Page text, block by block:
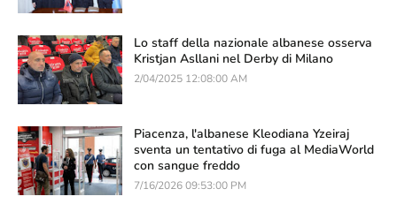
Lo staff della nazionale albanese osserva
Kristjan Asllani nel Derby di Milano
2/04/2025 12:08:00 AM
Piacenza, l'albanese Kleodiana Yzeiraj
sventa un tentativo di fuga al MediaWorld
con sangue freddo
7/16/2026 09:53:00 PM